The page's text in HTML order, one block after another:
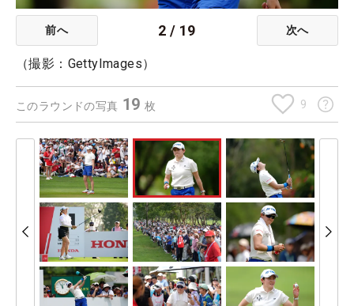
前へ 2 / 19 次へ
（撮影：GettyImages）
このラウンドの写真 19枚 9